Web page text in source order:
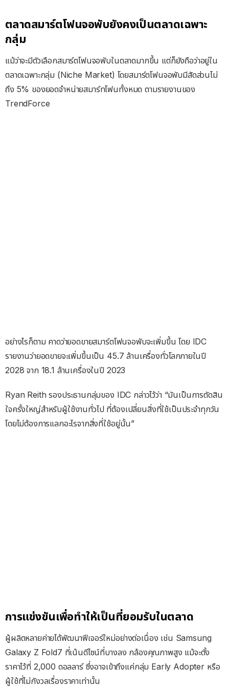
ตลาดสมาร์ตโฟนจอพับยังคงเป็นตลาดเฉพาะ
กลุ่ม
แม้ว่าจะมีตัวเลือกสมาร์ตโฟนจอพับในตลาดมากขึ้น แต่ก็ยังถือว่าอยู่ใน
ตลาดเฉพาะกลุ่ม (Niche Market) โดยสมาร์ตโฟนจอพับมีสัดส่วนไม่
ถึง 5% ของยอดจำหน่ายสมาร์ทโฟนทั้งหมด ตามรายงานของ
TrendForce
อย่างไรก็ตาม คาดว่ายอดขายสมาร์ตโฟนจอพับจะเพิ่มขึ้น โดย IDC
รายงานว่ายอดขายจะเพิ่มขึ้นเป็น 45.7 ล้านเครื่องทั่วโลกภายในปี
2028 จาก 18.1 ล้านเครื่องในปี 2023
Ryan Reith รองประธานกลุ่มของ IDC กล่าวไว้ว่า “มันเป็นการตัดสิน
ใจครั้งใหญ่สำหรับผู้ใช้งานทั่วไป ที่ต้องเปลี่ยนสิ่งที่ใช้เป็นประจำทุกวัน
โดยไม่ต้องการแลกอะไรจากสิ่งที่ใช้อยู่นั้น”
การแข่งขันเพื่อทำให้เป็นที่ยอมรับในตลาด
ผู้ผลิตหลายค่ายได้พัฒนาฟีเจอร์ใหม่อย่างต่อเนื่อง เช่น Samsung
Galaxy Z Fold7 ที่เน้นดีไซน์ที่บางลง กล้องคุณภาพสูง แม้จะตั้ง
ราคาไว้ที่ 2,000 ดอลลาร์ ซึ่งอาจเข้าถึงแค่กลุ่ม Early Adopter หรือ
ผู้ใช้ที่ไม่กังวลเรื่องราคาเท่านั้น